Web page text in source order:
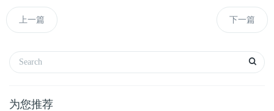
上一篇 下一篇
为您推荐